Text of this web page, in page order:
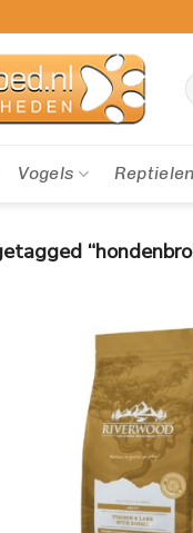
Vogels Reptielen